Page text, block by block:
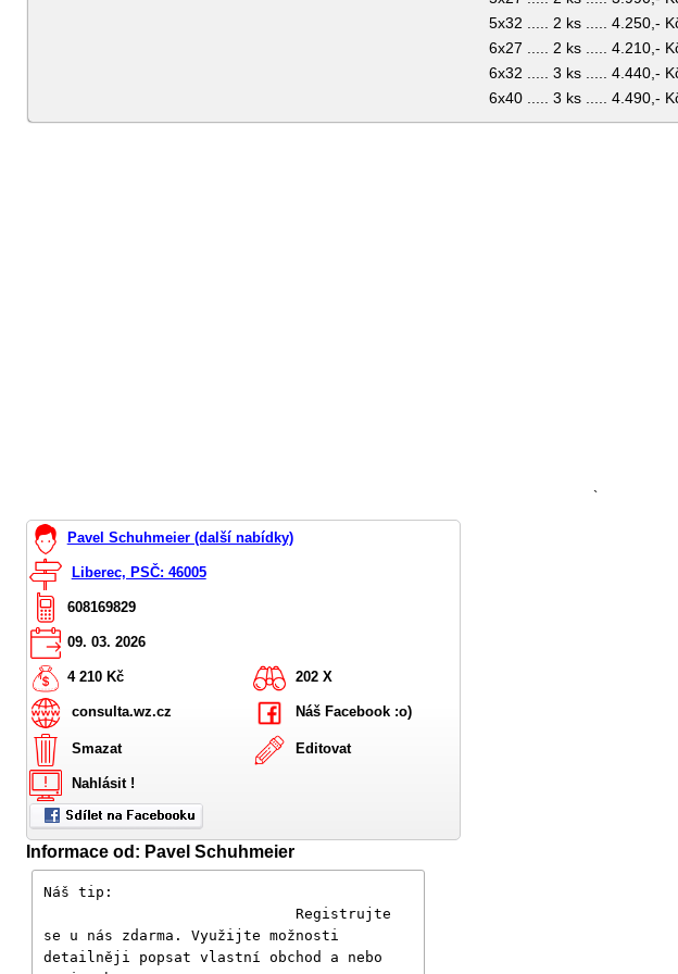
5x32 ..... 2 ks ..... 4.250,-
6x27 ..... 2 ks ..... 4.210,-
6x32 ..... 3 ks ..... 4.440,-
6x40 ..... 3 ks ..... 4.490,-
`
Pavel Schuhmeier (další nabídky)
Liberec, PSČ: 46005
608169829
09. 03. 2026
4 210 Kč 202 X
consulta.wz.cz Náš Facebook :o)
Smazat Editovat
Nahlásit !
Informace od: Pavel Schuhmeier